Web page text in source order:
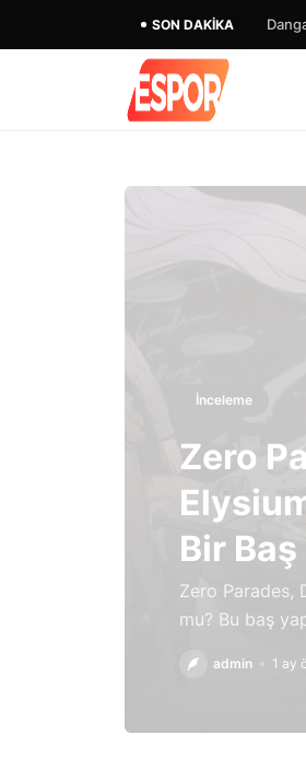
SON DAKIKA
İnceleme
Zero
Bir Baş
Zero Parades,
mu? Bu baş
admin 1 ay